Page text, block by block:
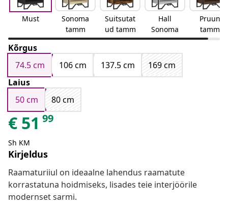
Must
Sonoma
tamm
Suitsutat
ud tamm
Hall
Sonoma
Pruun
tamm
Kõrgus
74.5 cm
106 cm 137.5 cm
169 cm
Laius
50 cm
80 cm
€ 51 99
Sh KM
Kirjeldus
Raamaturiiul on ideaalne lahendus raamatute
korrastatuna hoidmiseks, lisades teie interjöörile
modernset sarmi.